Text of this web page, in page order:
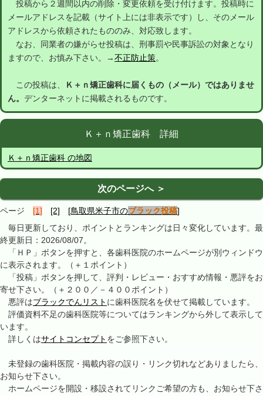
投稿から２週間以内の削除・変更依頼を受け付けます。投稿時に
メールアドレスを記載（サイト上には非表示です）し、そのメール
アドレスから依頼されたもののみ、対応致します。
なお、同業者の嫌がらせ投稿は、刑事罰や民事訴訟の対象となり
ますので、お慎み下さい。→不正防止策。
この投稿は、
Ｋ＋ｎ矯正歯科に届くもの（メール）ではありませ
ん。 デンターネットに掲載されるものです。
Ｋ＋ｎ矯正歯科 詳細
Ｋ＋ｎ矯正歯科 の地図
次のページへ ＞
ページ [1] [2] [鳥取県米子市のブラック投稿]
毎日更新しており、ポイントとランキングは日々変化しています。最
終更新日：2026/08/07。
「ＨＰ」ボタンを押すと、各歯科医院のホームページが別ウィンドウ
に表示されます。（＋１ポイント）
「投稿」ボタンを押して、評判・レビュー・おすすめ情報・悪評をお
寄せ下さい。（＋２００／－４００ポイント）
悪評はブラックでんリスト に歯科医院名を伏せて掲載しています。
評価資料不足の歯科医院等についてはランキングから外して表示して
います。
詳しくはサイトコンセプト をご参照下さい。
未登録の歯科医院・掲載内容の誤り・リンク切れなどありましたら、
お知らせ下さい。
ホームページを開設・移設されてリンクご希望の方も、お知らせ下さ